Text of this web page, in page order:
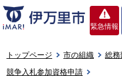
緊急情報
トップページ 市の組織 総務
競争入札参加資格申請